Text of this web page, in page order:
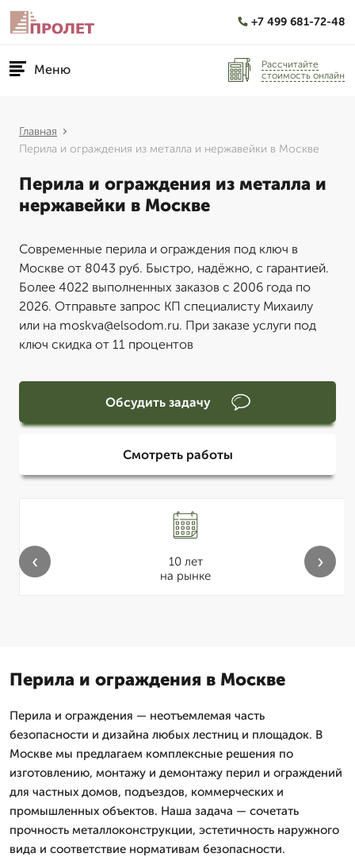
+7 499 681-72-48
Меню
Рассчитайте
стоимость онлайн
Главная
Перила и ограждения из металла и нержавейки в Москве
Перила и ограждения из металла и
нержавейки в Москве
Современные перила и ограждения под ключ в
Москве от 8043 руб. Быстро, надёжно, с гарантией.
Более 4022 выполненных заказов с 2006 года по
2026. Отправьте запрос КП специалисту Михаилу
или на moskva@elsodom.ru. При заказе услуги под
ключ скидка от 11 процентов
Обсудить задачу
Смотреть работы
10 лет
на рынке
‹ ›
Перила и ограждения в Москве
Перила и ограждения — неотъемлемая часть
безопасности и дизайна любых лестниц и площадок. В
Москве мы предлагаем комплексные решения по
изготовлению, монтажу и демонтажу перил и ограждений
для частных домов, подъездов, коммерческих и
промышленных объектов. Наша задача — сочетать
прочность металлоконструкции, эстетичность наружного
вида и соответствие нормативам безопасности.